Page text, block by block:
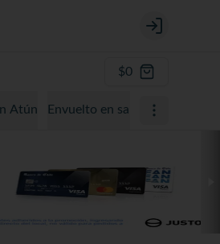
Login
$0
Atún Envuelto en salmón